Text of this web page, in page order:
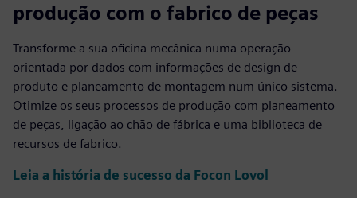
produção com o fabrico de peças
Transforme a sua oficina mecânica numa operação
orientada por dados com informações de design de
produto e planeamento de montagem num único sistema.
Otimize os seus processos de produção com planeamento
de peças, ligação ao chão de fábrica e uma biblioteca de
recursos de fabrico.
Leia a história de sucesso da Focon Lovol